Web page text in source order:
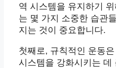
역 시스템을 유지하기 위
는 몇 가지 소중한 습관
지는 것이 중요합니다.
첫째로, 규칙적인 운동은
시스템을 강화시키는 데